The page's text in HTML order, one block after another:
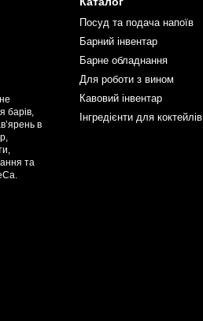
барів,
в
та
Посуд та подача напоїв
Барний інвентар
Барне обладнання
Для роботи з вином
Кавовий інвентар
Інгредієнти для коктейлів